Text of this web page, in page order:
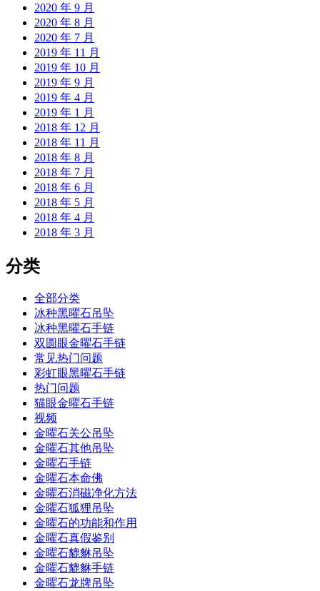
2020 年 9 月
2020 年 8 月
2020 年 7 月
2019 年 11 月
2019 年 10 月
2019 年 9 月
2019 年 4 月
2019 年 1 月
2018 年 12 月
2018 年 11 月
2018 年 8 月
2018 年 7 月
2018 年 6 月
2018 年 5 月
2018 年 4 月
2018 年 3 月
分类
全部分类
冰种黑曜石吊坠
冰种黑曜石手链
双圆眼金曜石手链
常见热门问题
彩虹眼黑曜石手链
热门问题
猫眼金曜石手链
视频
金曜石关公吊坠
金曜石其他吊坠
金曜石手链
金曜石本命佛
金曜石消磁净化方法
金曜石狐狸吊坠
金曜石的功能和作用
金曜石真假鉴别
金曜石貔貅吊坠
金曜石貔貅手链
金曜石龙牌吊坠